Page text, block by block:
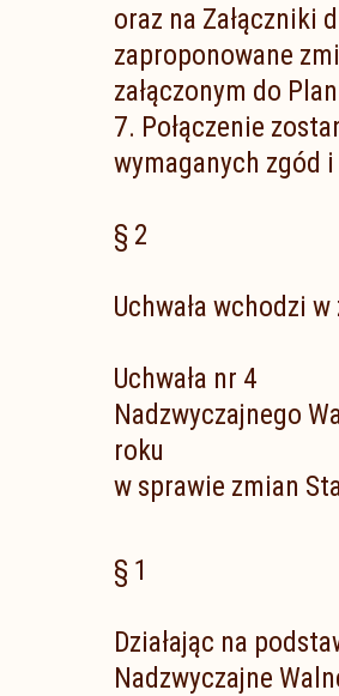
oraz na Załączniki
zaproponowane
załączonym do
7. Połączenie
wymaganych zgód
§ 2
Uchwała wchodzi
Uchwała nr 4
Nadzwyczajnego
roku
w sprawie zmian
§ 1
Działając na
Nadzwyczajne